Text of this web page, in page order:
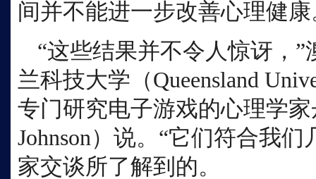
间并不能进一步改善心理健康
“这些结果并不令人惊讶，
兰科技大学（Queensland
专门研究电子游戏的心理学
Johnson）说。“它们符合我
家交谈所了解到的。